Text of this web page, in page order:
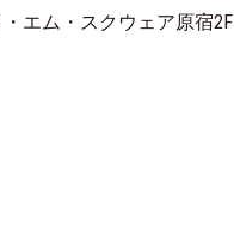
エム・スクウェア原宿2F